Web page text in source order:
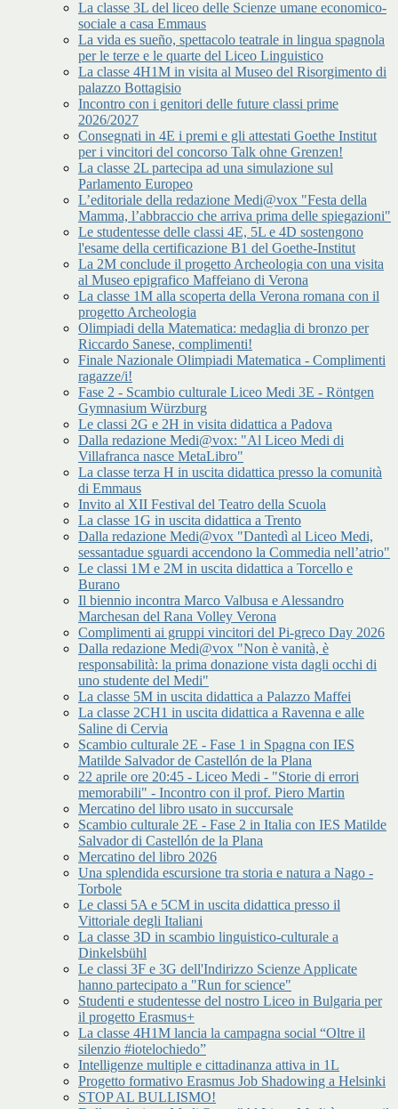
La classe 3L del liceo delle Scienze umane economico-
sociale a casa Emmaus
La vida es sueño, spettacolo teatrale in lingua spagnola
per le terze e le quarte del Liceo Linguistico
La classe 4H1M in visita al Museo del Risorgimento di
palazzo Bottagisio
Incontro con i genitori delle future classi prime
2026/2027
Consegnati in 4E i premi e gli attestati Goethe Institut
per i vincitori del concorso Talk ohne Grenzen!
La classe 2L partecipa ad una simulazione sul
Parlamento Europeo
L’editoriale della redazione Medi@vox "Festa della
Mamma, l’abbraccio che arriva prima delle spiegazioni"
Le studentesse delle classi 4E, 5L e 4D sostengono
l'esame della certificazione B1 del Goethe-Institut
La 2M conclude il progetto Archeologia con una visita
al Museo epigrafico Maffeiano di Verona
La classe 1M alla scoperta della Verona romana con il
progetto Archeologia
Olimpiadi della Matematica: medaglia di bronzo per
Riccardo Sanese, complimenti!
Finale Nazionale Olimpiadi Matematica - Complimenti
ragazze/i!
Fase 2 - Scambio culturale Liceo Medi 3E - Röntgen
Gymnasium Würzburg
Le classi 2G e 2H in visita didattica a Padova
Dalla redazione Medi@vox: "Al Liceo Medi di
Villafranca nasce MetaLibro"
La classe terza H in uscita didattica presso la comunità
di Emmaus
Invito al XII Festival del Teatro della Scuola
La classe 1G in uscita didattica a Trento
Dalla redazione Medi@vox "Dantedì al Liceo Medi,
sessantadue sguardi accendono la Commedia nell’atrio"
Le classi 1M e 2M in uscita didattica a Torcello e
Burano
Il biennio incontra Marco Valbusa e Alessandro
Marchesan del Rana Volley Verona
Complimenti ai gruppi vincitori del Pi-greco Day 2026
Dalla redazione Medi@vox "Non è vanità, è
responsabilità: la prima donazione vista dagli occhi di
uno studente del Medi"
La classe 5M in uscita didattica a Palazzo Maffei
La classe 2CH1 in uscita didattica a Ravenna e alle
Saline di Cervia
Scambio culturale 2E - Fase 1 in Spagna con IES
Matilde Salvador de Castellón de la Plana
22 aprile ore 20:45 - Liceo Medi - "Storie di errori
memorabili" - Incontro con il prof. Piero Martin
Mercatino del libro usato in succursale
Scambio culturale 2E - Fase 2 in Italia con IES Matilde
Salvador di Castellón de la Plana
Mercatino del libro 2026
Una splendida escursione tra storia e natura a Nago -
Torbole
Le classi 5A e 5CM in uscita didattica presso il
Vittoriale degli Italiani
La classe 3D in scambio linguistico-culturale a
Dinkelsbühl
Le classi 3F e 3G dell'Indirizzo Scienze Applicate
hanno partecipato a "Run for science"
Studenti e studentesse del nostro Liceo in Bulgaria per
il progetto Erasmus+
La classe 4H1M lancia la campagna social “Oltre il
silenzio #iotelochiedo”
Intelligenze multiple e cittadinanza attiva in 1L
Progetto formativo Erasmus Job Shadowing a Helsinki
STOP AL BULLISMO!